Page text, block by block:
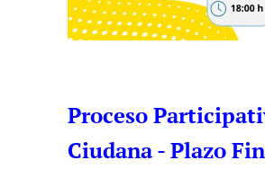
Proceso
Ciudana - Plazo